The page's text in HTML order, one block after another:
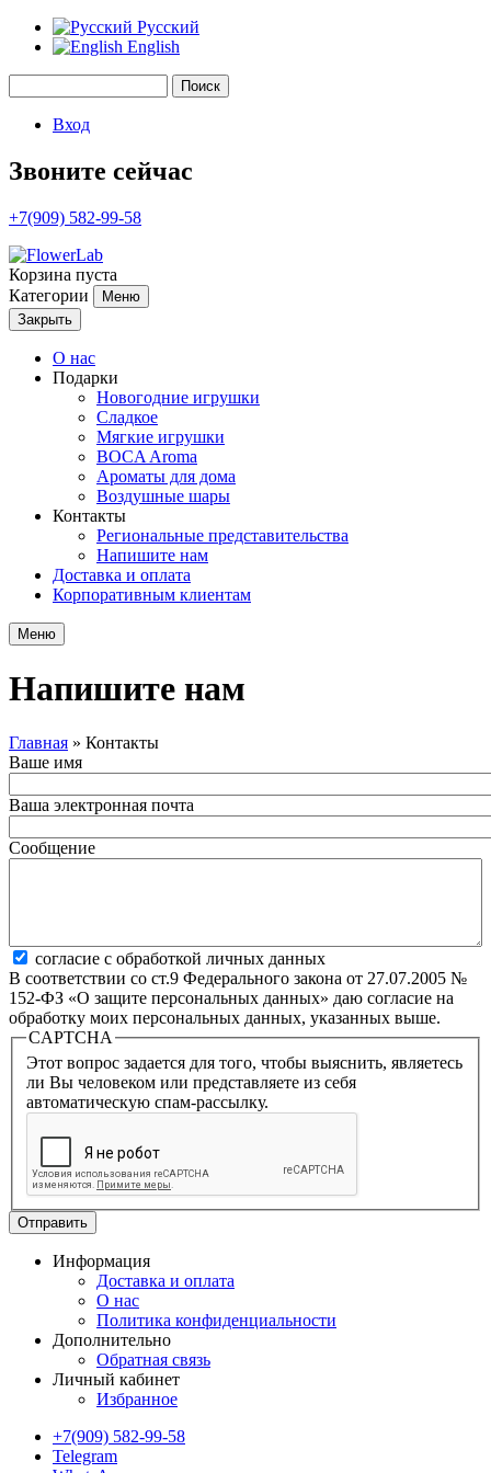
Русский
English
Вход
Звоните сейчас
+7(909) 582-99-58
Корзина пуста
Категории
Меню
Закрыть
О нас
Подарки
Новогодние игрушки
Сладкое
Мягкие игрушки
BOCA Aroma
Ароматы для дома
Воздушные шары
Контакты
Региональные представительства
Напишите нам
Доставка и оплата
Корпоративным клиентам
Меню
Напишите нам
Вы здесь
Главная » Контакты
Ваше имя
Ваша электронная почта
Сообщение
Согласие с обработкой личных данных*
согласие с обработкой личных данных
В соответствии со ст.9 Федерального закона от 27.07.2005 №
152-ФЗ «О защите персональных данных» даю согласие на
обработку моих персональных данных, указанных выше.
CAPTCHA
Этот вопрос задается для того, чтобы выяснить, являетесь
ли Вы человеком или представляете из себя
автоматическую спам-рассылку.
Информация
Доставка и оплата
О нас
Политика конфиденциальности
Дополнительно
Обратная связь
Личный кабинет
Избранное
+7(909) 582-99-58
Telegram